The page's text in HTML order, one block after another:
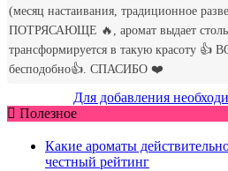
Для добавления
Полезное
Какие ароматы
честный рейтинг